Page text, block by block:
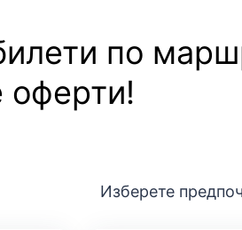
по
оферти!
Изберете